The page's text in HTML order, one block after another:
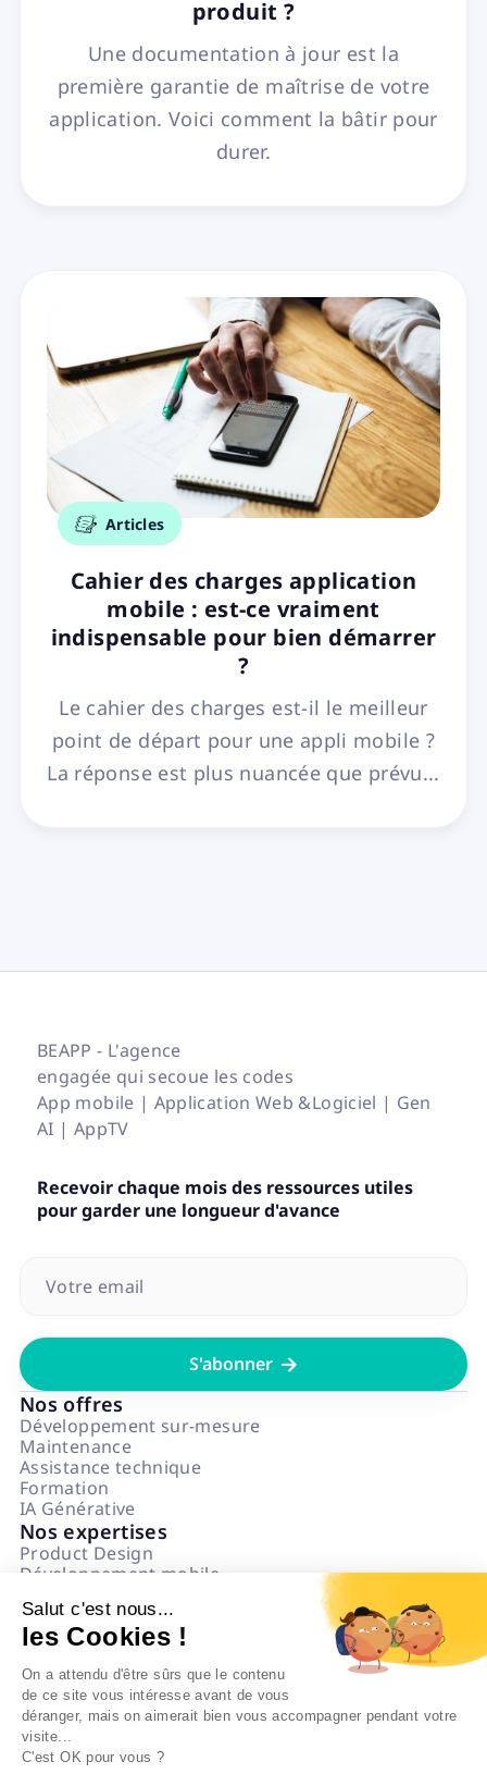
Salut c'est nous...
les Cookies !
On a attendu d'être sûrs que le contenu
de ce site vous intéresse avant de vous
déranger, mais on aimerait bien vous accompagner pendant votre
visite...
C'est OK pour vous ?
produit ?
Une documentation à jour est la
première garantie de maîtrise de votre
application. Voici comment la bâtir pour
durer.
Articles
Cahier des charges application
mobile : est-ce vraiment
indispensable pour bien démarrer
?
Le cahier des charges est-il le meilleur
point de départ pour une appli mobile ?
La réponse est plus nuancée que prévu...
BEAPP - L'agence
engagée qui secoue les codes
App mobile | Application Web &Logiciel | Gen
AI | AppTV
Recevoir chaque mois des ressources utiles
pour garder une longueur d'avance

Nos offres
Développement sur-mesure
Maintenance
Assistance technique
Formation
IA Générative
Nos expertises
Product Design
Développement mobile
Data & IA
Numérique Responsable
L'agence
Notre état d'esprit
Politique impact
On recrute
Nos références